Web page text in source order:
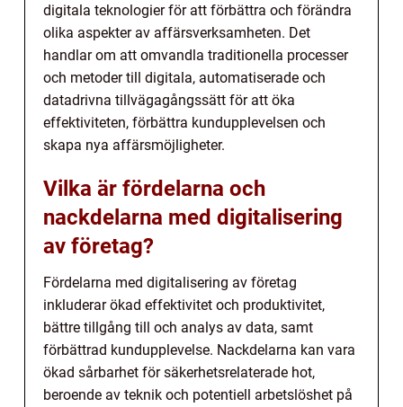
digitala teknologier för att förbättra och förändra
olika aspekter av affärsverksamheten. Det
handlar om att omvandla traditionella processer
och metoder till digitala, automatiserade och
datadrivna tillvägagångssätt för att öka
effektiviteten, förbättra kundupplevelsen och
skapa nya affärsmöjligheter.
Vilka är fördelarna och
nackdelarna med digitalisering
av företag?
Fördelarna med digitalisering av företag
inkluderar ökad effektivitet och produktivitet,
bättre tillgång till och analys av data, samt
förbättrad kundupplevelse. Nackdelarna kan vara
ökad sårbarhet för säkerhetsrelaterade hot,
beroende av teknik och potentiell arbetslöshet på